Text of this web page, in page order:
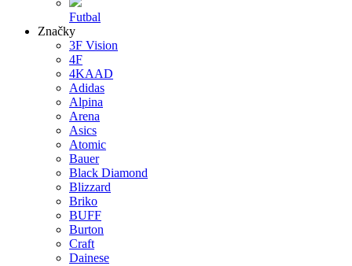
Futbal
Značky
3F Vision
4F
4KAAD
Adidas
Alpina
Arena
Asics
Atomic
Bauer
Black Diamond
Blizzard
Briko
BUFF
Burton
Craft
Dainese